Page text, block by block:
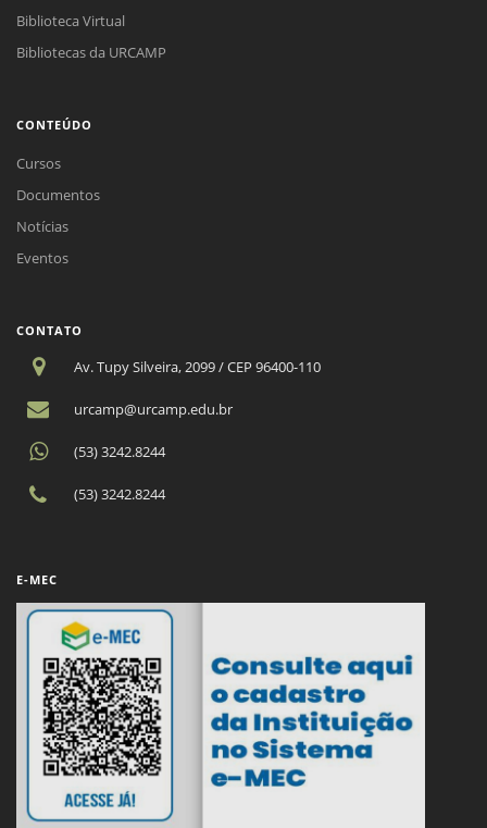
Biblioteca Virtual
Bibliotecas da URCAMP
CONTEÚDO
Cursos
Documentos
Notícias
Eventos
CONTATO
Av. Tupy Silveira, 2099 / CEP 96400-110
urcamp@urcamp.edu.br
(53) 3242.8244
(53) 3242.8244
E-MEC